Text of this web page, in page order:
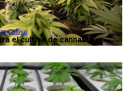
el cultivo de cannabis...
,Cultivo